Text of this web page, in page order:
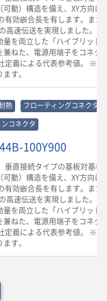
可動）構造を備え、XY方向に
有効嵌合長を有します。また
高速伝送を実現しました。高
量を両立した「ハイブリッド
兼ねた、電源用端子をコネク
定義による代表参考値。 ※
す。
熱 フローティングコネクタ
コネクタ
100Y900
垂直接続タイプの基板対基板
可動）構造を備え、XY方向に
有効嵌合長を有します。また
高速伝送を実現しました。高
量を両立した「ハイブリッド
兼ねた、電源用端子をコネク
定義による代表参考値。 ※
す。